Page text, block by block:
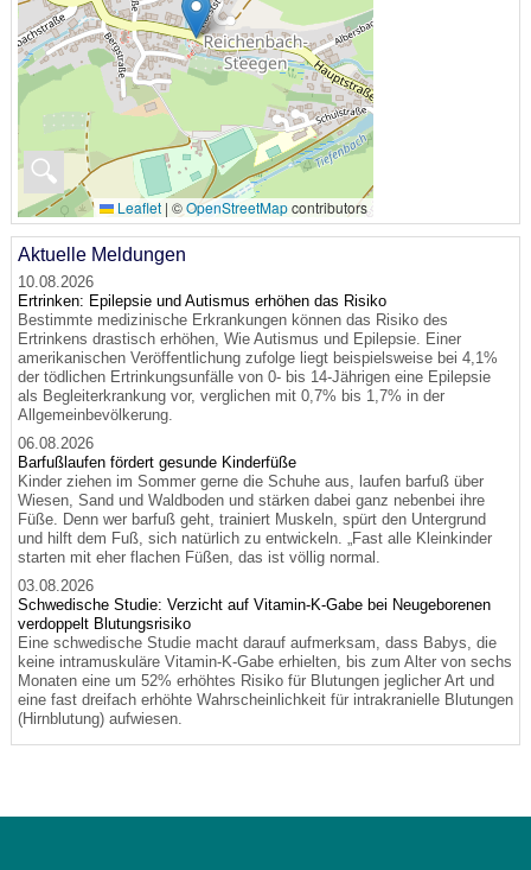
🔍
Leaflet | ©OpenStreetMapcontributors
Aktuelle Meldungen
10.08.2026
Ertrinken: Epilepsie und Autismus erhöhen das Risiko
Bestimmte medizinische Erkrankungen können das Risiko des
Ertrinkens drastisch erhöhen, Wie Autismus und Epilepsie. Einer
amerikanischen Veröffentlichung zufolge liegt beispielsweise bei 4,1%
der tödlichen Ertrinkungsunfälle von 0- bis 14-Jährigen eine Epilepsie
als Begleiterkrankung vor, verglichen mit 0,7% bis 1,7% in der
Allgemeinbevölkerung.
06.08.2026
Barfußlaufen fördert gesunde Kinderfüße
Kinder ziehen im Sommer gerne die Schuhe aus, laufen barfuß über
Wiesen, Sand und Waldboden und stärken dabei ganz nebenbei ihre
Füße. Denn wer barfuß geht, trainiert Muskeln, spürt den Untergrund
und hilft dem Fuß, sich natürlich zu entwickeln. „Fast alle Kleinkinder
starten mit eher flachen Füßen, das ist völlig normal.
03.08.2026
Schwedische Studie: Verzicht auf Vitamin-K-Gabe bei Neugeborenen
verdoppelt Blutungsrisiko
Eine schwedische Studie macht darauf aufmerksam, dass Babys, die
keine intramuskuläre Vitamin-K-Gabe erhielten, bis zum Alter von sechs
Monaten eine um 52% erhöhtes Risiko für Blutungen jeglicher Art und
eine fast dreifach erhöhte Wahrscheinlichkeit für intrakranielle Blutungen
(Hirnblutung) aufwiesen.